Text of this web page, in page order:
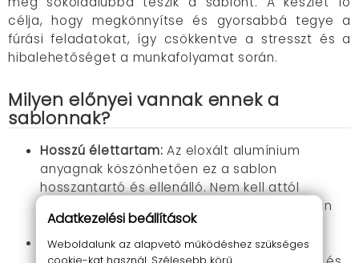
célja, hogy megkönnyítse és gyorsabbá tegye a
fúrási feladatokat, így csökkentve a stresszt és a
hibalehetőséget a munkafolyamat során.
Milyen előnyei vannak ennek a
sablonnak?
Hosszú élettartam: Az eloxált alumínium
anyagnak köszönhetően ez a sablon
hosszantartó és ellenálló. Nem kell attól
tartanod, hogy a rendszeres használat során
megsérülne vagy elhasználódna.
Könnyű és gyors használat:Az eszköz
Adatkezelési beállítások
Weboldalunk az alapvető működéshez szükséges
cookie-kat használ. Szélesebb körű